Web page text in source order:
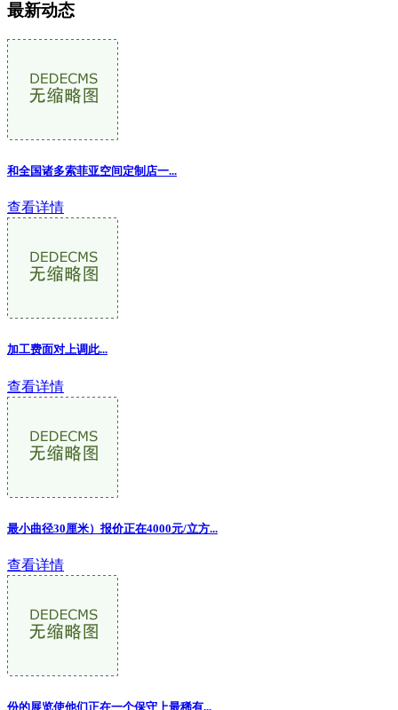
最新动态
和全国诸多索菲亚空间定制店一...
查看详情
加工费面对上调此...
查看详情
最小曲径30厘米）报价正在4000元/立方...
查看详情
份的展览使他们正在一个保守上最稀有...